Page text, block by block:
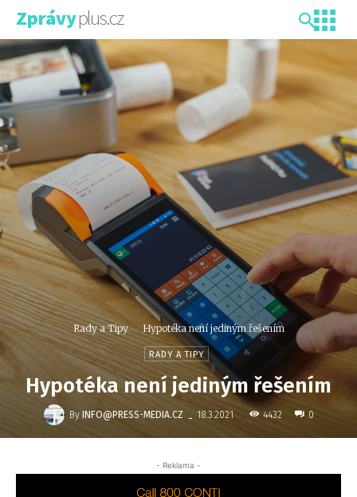
Zprávyplus.cz
Rady a Tipy Hypotéka není jediným řešením
RADY A TIPY
Hypotéka není jediným řešením
By INFO@PRESS-MEDIA.CZ - 18.3.2021 4432 0
- Reklama -